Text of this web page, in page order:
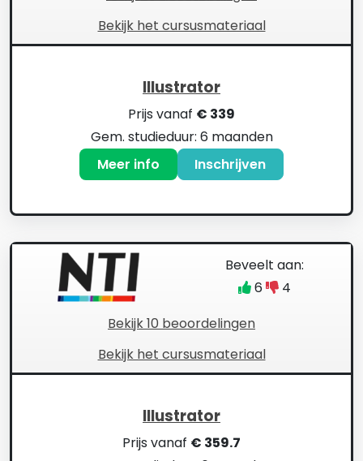
Bekijk het cursusmateriaal
Illustrator
Prijs vanaf € 339
Gem. studieduur: 6 maanden
Meer info
Inschrijven
Bekijk 10 beoordelingen
Beveelt aan:
6
4
Bekijk het cursusmateriaal
Illustrator
Prijs vanaf € 359.7